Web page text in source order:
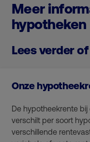
Meer
hypotheken
Lees verder
Onze
De hypotheekrente
verschilt per soort
verschillende